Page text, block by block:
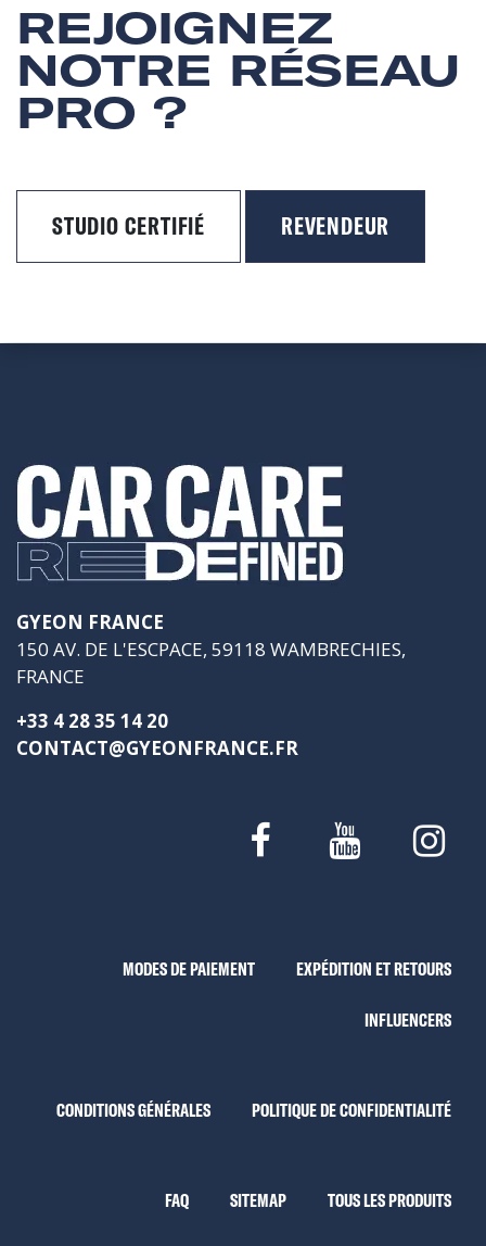
REJOIGNEZ
NOTRE RÉSEAU
PRO ?
STUDIO CERTIFIÉ REVENDEUR
GYEON FRANCE
150 AV. DE L'ESCPACE, 59118 WAMBRECHIES,
FRANCE
+33 4 28 35 14 20
CONTACT@GYEONFRANCE.FR
MODES DE PAIEMENT EXPÉDITION ET RETOURS
INFLUENCERS
CONDITIONS GÉNÉRALES POLITIQUE DE CONFIDENTIALITÉ
FAQ SITEMAP TOUS LES PRODUITS